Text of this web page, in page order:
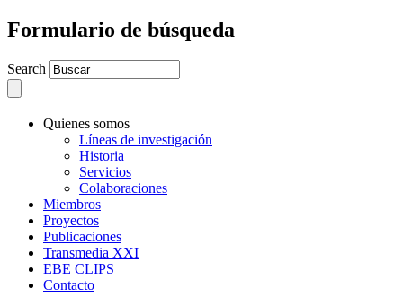
Formulario de búsqueda
Search
Quienes somos
Líneas de investigación
Historia
Servicios
Colaboraciones
Miembros
Proyectos
Publicaciones
Transmedia XXI
EBE CLIPS
Contacto